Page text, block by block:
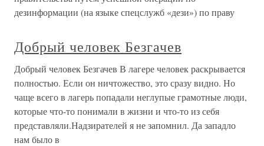
дезинформации (на языке спецслужб «дези») по праву
Добрый человек Безгачев
Добрый человек Безгачев В лагере человек раскрывается
полностью. Если он ничтожество, это сразу видно. Но
чаще всего в лагерь попадали неглупые грамотные люди,
которые что-то понимали в жизни и что-то из себя
представляли.Надзирателей я не запомнил. Да западло
нам было в